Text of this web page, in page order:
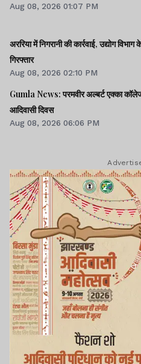
Aug 08, 2026 01:07 PM
अररिया में निगरानी की कार्रवाई, उद्योग
गिरफ्तार
Aug 08, 2026 02:10 PM
Gumla News: परमवीर अल्बर्ट एक्का
आदिवासी दिवस
Aug 08, 2026 06:06 PM